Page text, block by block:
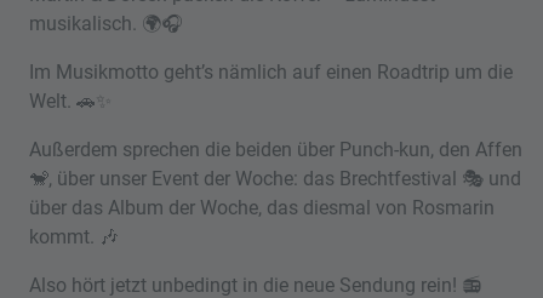
musikalisch. 🌍🎧
Im Musikmotto geht’s nämlich auf einen Roadtrip um die
Welt. 🚗✨
Außerdem sprechen die beiden über Punch-kun, den Affen
🐒, über unser Event der Woche: das Brechtfestival 🎭 und
über das Album der Woche, das diesmal von Rosmarin
kommt. 🎶
Also hört jetzt unbedingt in die neue Sendung rein! 📻